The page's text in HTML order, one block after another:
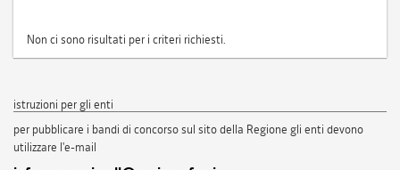
Non ci sono risultati per i criteri richiesti.
istruzioni per gli enti
per pubblicare i bandi di concorso sul sito della Regione gli enti devono
utilizzare l'e-mail